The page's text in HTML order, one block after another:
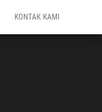
KONTAK KAMI